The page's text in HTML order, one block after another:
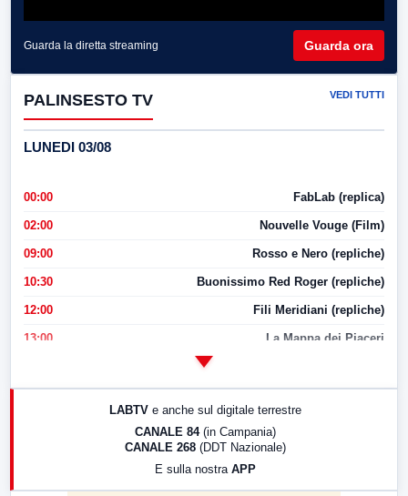
Guarda la diretta streaming Guarda ora
PALINSESTO TV VEDI TUTTI
LUNEDI 03/08
00:00 FabLab (replica)
02:00 Nouvelle Vouge (Film)
09:00 Rosso e Nero (repliche)
10:30 Buonissimo Red Roger (repliche)
12:00 Fili Meridiani (repliche)
13:00 La Mappa dei Piaceri
LABTV e anche sul digitale terrestre
CANALE 84 (in Campania)
CANALE 268 (DDT Nazionale)
E sulla nostra APP